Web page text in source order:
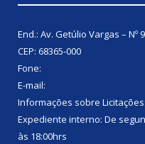
End.: Av. Getúlio Vargas – Nº
CEP: 68365-000
Fone:
E-mail:
Informações sobre
Expediente interno: De
às 18:00hrs